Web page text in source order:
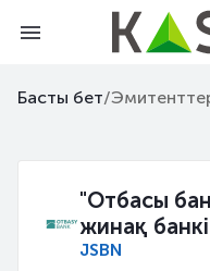
Басты бет/
"Отбасы
жинақ
JSBN